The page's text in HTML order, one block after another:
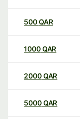
500QAR
1000QAR
2000QAR
5000QAR